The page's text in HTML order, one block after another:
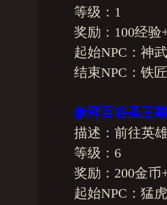
等级：1
奖励：100经验
起始NPC：神武
结束NPC：铁匠
参拜百谷圣王
描述：前往英雄
等级：6
奖励：200金币
起始NPC：猛虎